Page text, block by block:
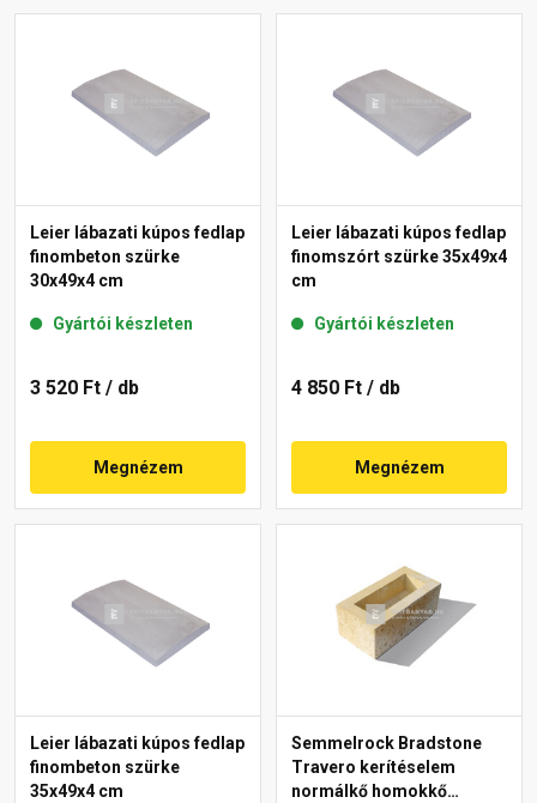
Leier lábazati kúpos fedlap
finombeton szürke
30x49x4 cm
Gyártói készleten
3 520 Ft / db
Megnézem
Leier lábazati kúpos fedlap
finomszórt szürke 35x49x4
cm
Gyártói készleten
4 850 Ft / db
Megnézem
Leier lábazati kúpos fedlap
finombeton szürke
35x49x4 cm
Semmelrock Bradstone
Travero kerítéselem
normálkő homokkő